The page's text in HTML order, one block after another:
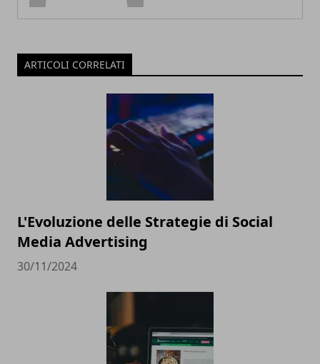
ARTICOLI CORRELATI
L'Evoluzione delle Strategie di Social
Media Advertising
30/11/2024